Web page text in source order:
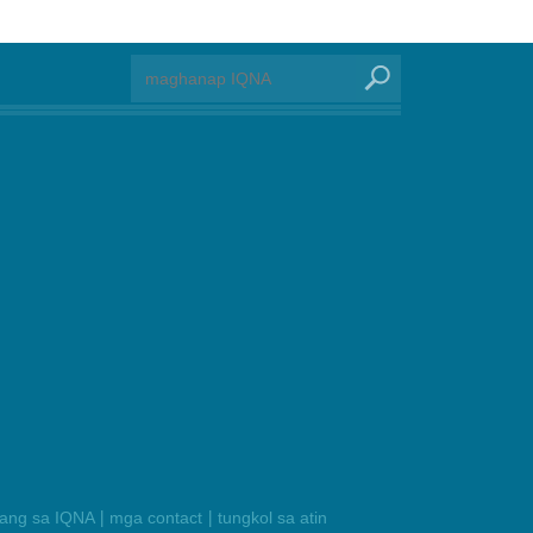
sa IQNA mga contact tungkol sa atin